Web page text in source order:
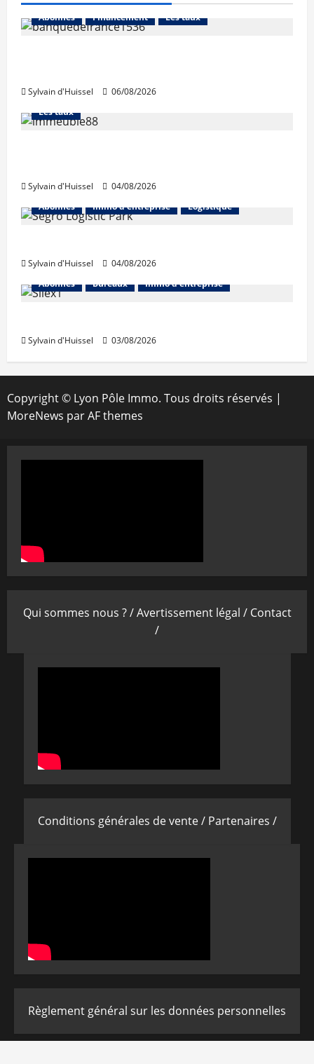
Abonnés Financement Les taux
Sylvain d'Huissel 06/08/2026
Abonnés Financement
Les taux
Sylvain d'Huissel
04/08/2026
Abonnés
Immo d'entreprise Logistique
Sylvain d'Huissel
04/08/2026
Abonnés
Bureaux Immo d'entreprise
Sylvain d'Huissel 03/08/2026
Copyright © Lyon Pôle Immo. Tous droits réservés |
MoreNews par AF themes
Qui sommes nous ? /Avertissement légal / Contact
/
Conditions générales de vente / Partenaires /
Règlement général sur les données personnelles